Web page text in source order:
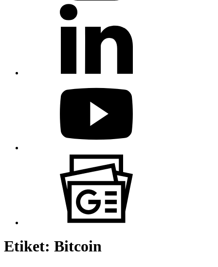
Etiket: Bitcoin